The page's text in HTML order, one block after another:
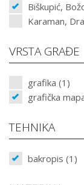
Biškupić,
Karaman,
VRSTA GRAĐE
grafika (1)
grafička
TEHNIKA
bakropis (1)